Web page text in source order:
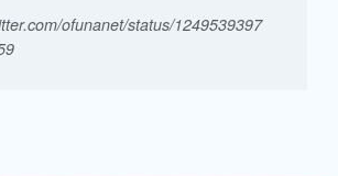
ofunanet/status/1249539397